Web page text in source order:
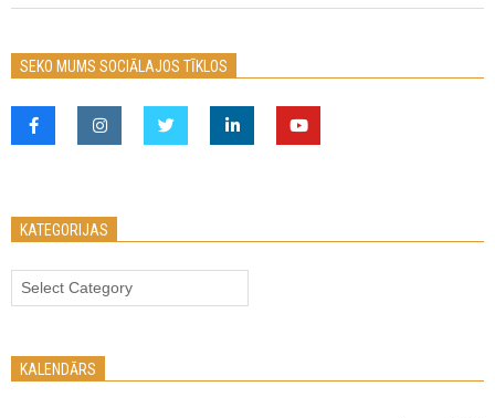
14SEKO MUMS SOCIĀLAJOS TĪKLOS
KATEGORIJAS
Kategorijas
KALENDĀRS